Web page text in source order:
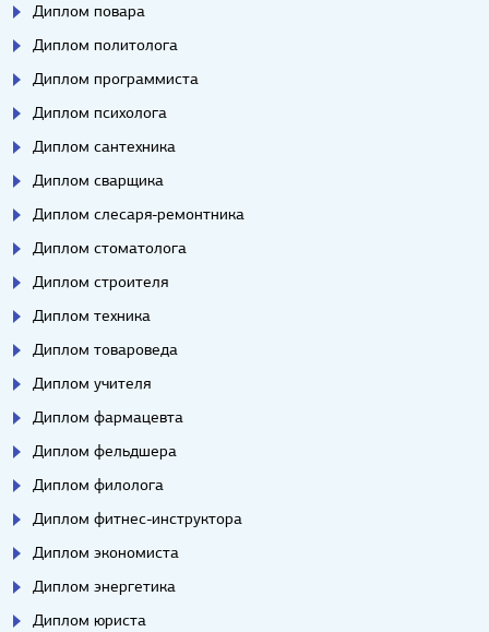
Диплом повара
Диплом политолога
Диплом программиста
Диплом психолога
Диплом сантехника
Диплом сварщика
Диплом слесаря-ремонтника
Диплом стоматолога
Диплом строителя
Диплом техника
Диплом товароведа
Диплом учителя
Диплом фармацевта
Диплом фельдшера
Диплом филолога
Диплом фитнес-инструктора
Диплом экономиста
Диплом энергетика
Диплом юриста